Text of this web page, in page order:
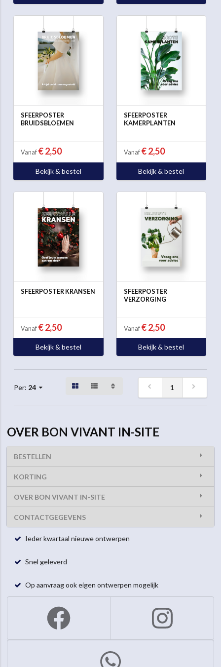
SFEERPOSTER
BRUIDSBLOEMEN
Vanaf € 2,50
Bekijk & bestel
SFEERPOSTER
KAMERPLANTEN
Vanaf € 2,50
Bekijk & bestel
SFEERPOSTER KRANSEN
Vanaf € 2,50
Bekijk & bestel
SFEERPOSTER
VERZORGING
Vanaf € 2,50
Bekijk & bestel
Per: 24 1
OVER BON VIVANT IN-SITE
BESTELLEN
KORTING
OVER BON VIVANT IN-SITE
CONTACTGEGEVENS
Ieder kwartaal nieuwe ontwerpen
Snel geleverd
Op aanvraag ook eigen ontwerpen mogelijk